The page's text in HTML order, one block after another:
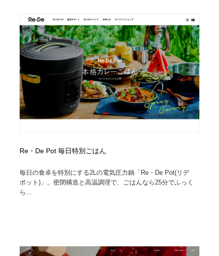
健康・医療・福祉・病院・歯医者・製薬・薬品
金融・銀行・投資・保険・M&A・商社
金融・銀行・投資・保険・M&A・商社
78
起業・事業支援・ボランティア・NPO
起業・事業支援・ボランティア・NPO
8
教育・スクール・保育・幼稚園・小中高・大学・専門学
校
教育・スクール・保育・幼稚園・小中高・大学・専門学
校
173
システム開発・IT・決済・アプリ・ソフトウェア
システム開発・IT・決済・アプリ・ソフトウェア
99
テクノロジー・AI・人工知能・スマートホーム・オンラ
イン
道
Re・De Pot 毎日特別ごはん
毎日の食卓を特別にする2Lの電気圧力鍋「Re・De Pot(リデ
ポット)」。密閉構造と高温調理で、ごはんなら25分でふっく
ら...